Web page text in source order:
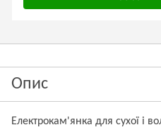
Опис
Електрокам'янка для сухої і